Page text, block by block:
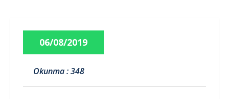
06/08/2019
Okunma : 348